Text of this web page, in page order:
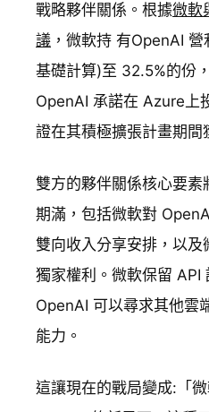
戰略夥伴關係。根據微軟
議 ，微軟持 有OpenAI
基礎計算)至 32.5%的份
OpenAI 承諾在 Azure上
證在其積極擴張計畫期間
雙方的夥伴關係核心要
期滿，包括微軟對
雙向收入分享安排，以
獨家權利。微軟保留 API
OpenAI 可以尋求其他雲
能力。
這讓現在的戰局變成:「